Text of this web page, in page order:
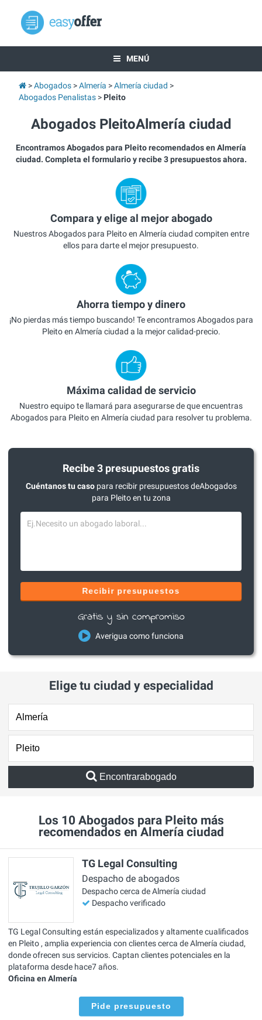
MENÚ
Abogados Almería
Almería ciudad
Abogados Penalistas
Pleito
Abogados PleitoAlmería ciudad
Encontramos Abogados para Pleito recomendados en Almería
ciudad. Completa el formulario y recibe 3 presupuestos ahora.
Compara y elige al mejor abogado
Nuestros Abogados para Pleito en Almería ciudad compiten entre
ellos para darte el mejor presupuesto.
Ahorra tiempo y dinero
¡No pierdas más tiempo buscando! Te encontramos Abogados para
Pleito en Almería ciudad a la mejor calidad-precio.
Máxima calidad de servicio
Nuestro equipo te llamará para asegurarse de que encuentras
Abogados para Pleito en Almería ciudad para resolver tu problema.
Recibe 3 presupuestos gratis
Cuéntanos tu casopara recibir presupuestos deAbogados
para Pleito en tu zona
Recibir presupuestos
Gratis y sin compromiso
Averigua como funciona
Elige tu ciudad y especialidad
Encontrarabogado
Los 10 Abogados para Pleito más
recomendados en Almería ciudad
TG Legal Consulting
Despacho de abogados
Despacho cerca de Almería ciudad
Despacho verificado
TG Legal Consulting están especializados y altamente cualificados
en Pleito , amplia experiencia con clientes cerca de Almería ciudad,
donde ofrecen sus servicios. Captan clientes potenciales en la
plataforma desde hace7 años.
Oficina en Almería
Pide presupuesto